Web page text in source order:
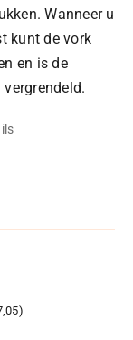
Wanneer u
kunt de vork
en is de
)